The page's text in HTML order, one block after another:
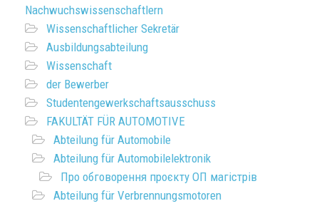
Nachwuchswissenschaftlern
Wissenschaftlicher Sekretär
Ausbildungsabteilung
Wissenschaft
der Bewerber
Studentengewerkschaftsausschuss
FAKULTÄT FÜR AUTOMOTIVE
Abteilung für Automobile
Abteilung für Automobilelektronik
Про обговорення проєкту ОП магістрів
Abteilung für Verbrennungsmotoren